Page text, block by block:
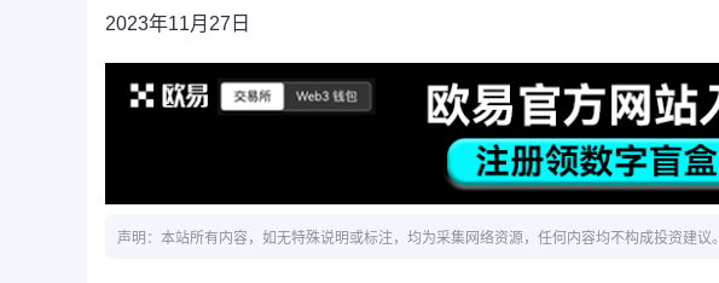
2023年11月27日
声明：本站所有内容，如无特殊说明或标注，均为采集网络资源，任何内容均不构成投资建议。